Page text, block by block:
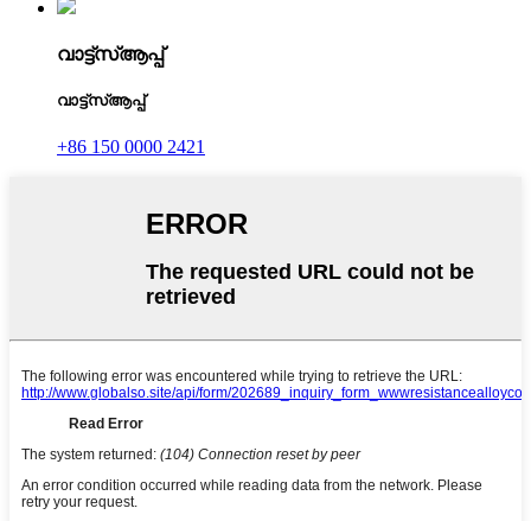
വാട്ട്‌സ്ആപ്പ്
വാട്ട്‌സ്ആപ്പ്
+86 150 0000 2421